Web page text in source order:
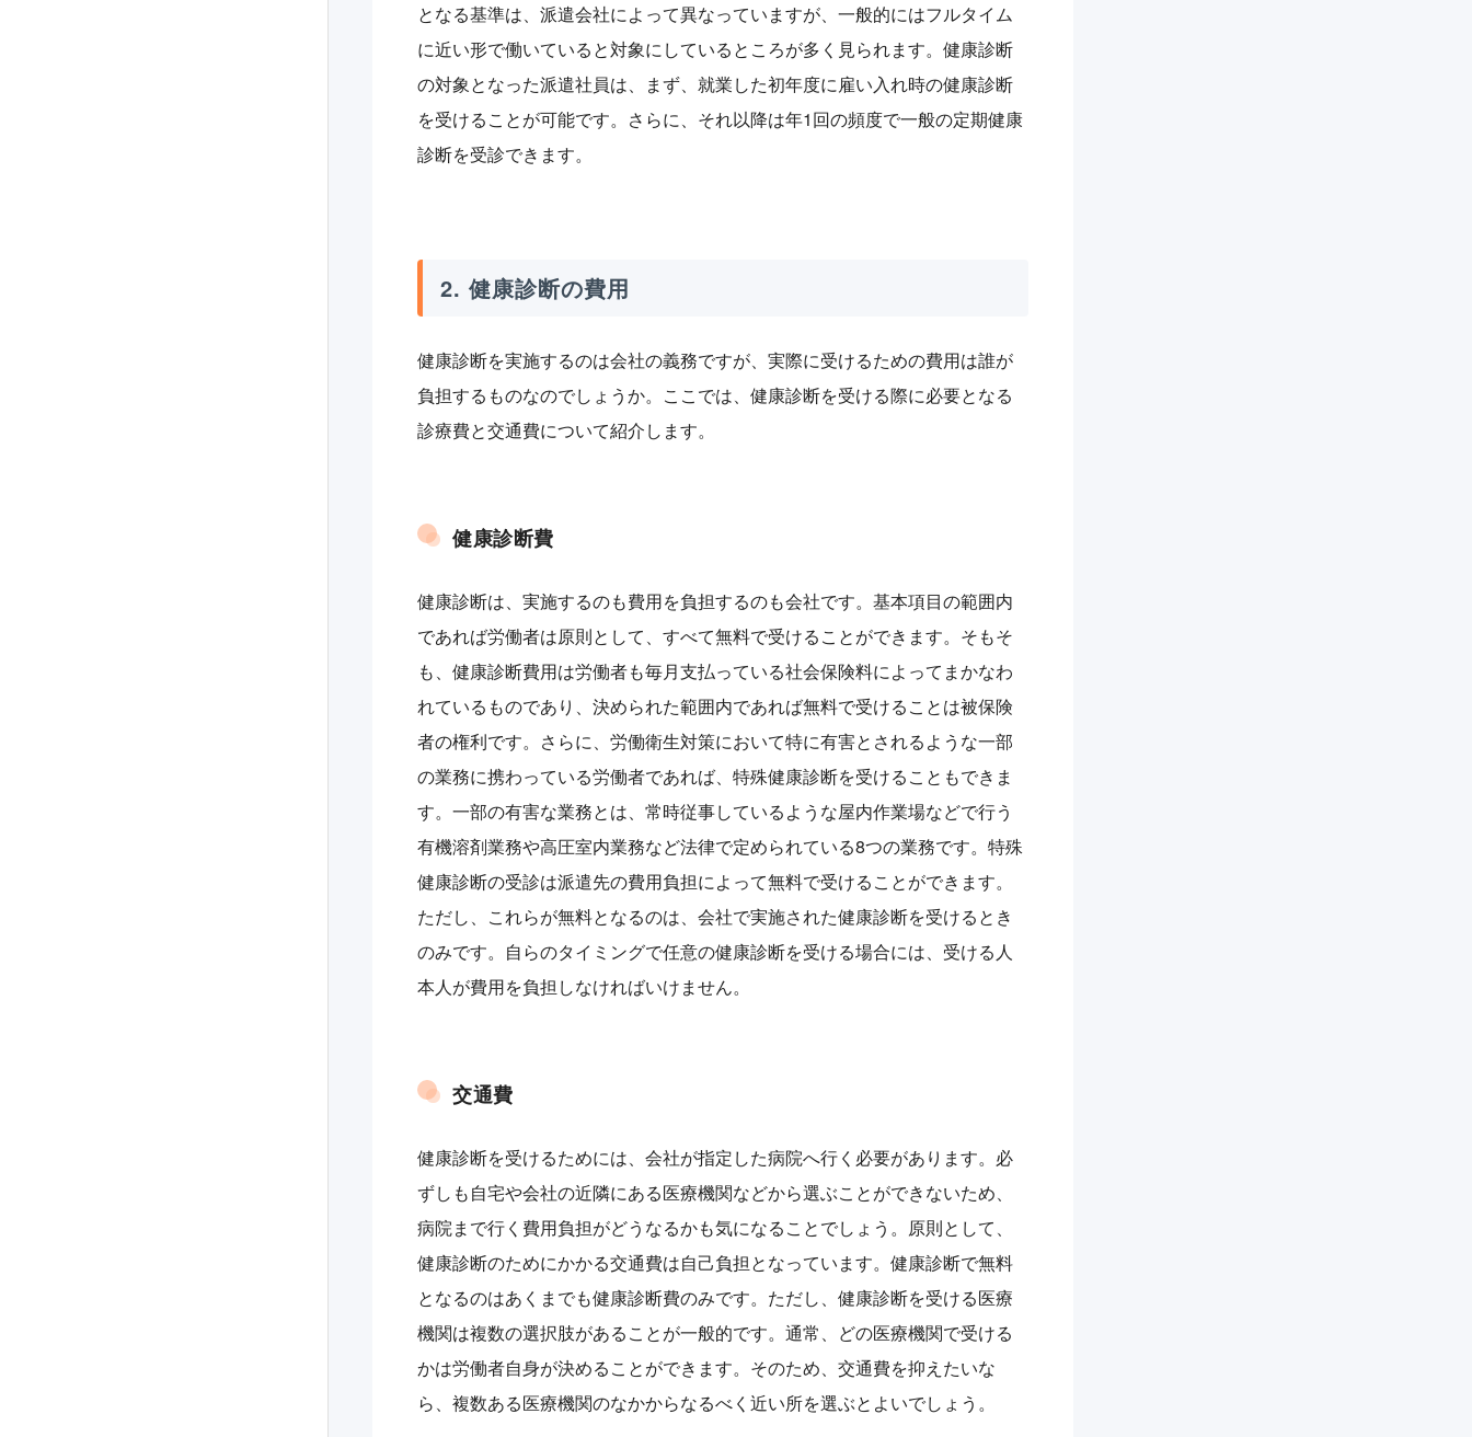
となる基準は、派遣会社によって異なっていますが、一般的にはフルタイム
に近い形で働いていると対象にしているところが多く見られます。健康診断
の対象となった派遣社員は、まず、就業した初年度に雇い入れ時の健康診断
を受けることが可能です。さらに、それ以降は年1回の頻度で一般の定期健康
診断を受診できます。
2. 健康診断の費用
健康診断を実施するのは会社の義務ですが、実際に受けるための費用は誰が
負担するものなのでしょうか。ここでは、健康診断を受ける際に必要となる
診療費と交通費について紹介します。
健康診断費
健康診断は、実施するのも費用を負担するのも会社です。基本項目の範囲内
であれば労働者は原則として、すべて無料で受けることができます。そもそ
も、健康診断費用は労働者も毎月支払っている社会保険料によってまかなわ
れているものであり、決められた範囲内であれば無料で受けることは被保険
者の権利です。さらに、労働衛生対策において特に有害とされるような一部
の業務に携わっている労働者であれば、特殊健康診断を受けることもできま
す。一部の有害な業務とは、常時従事しているような屋内作業場などで行う
有機溶剤業務や高圧室内業務など法律で定められている8つの業務です。特殊
健康診断の受診は派遣先の費用負担によって無料で受けることができます。
ただし、これらが無料となるのは、会社で実施された健康診断を受けるとき
のみです。自らのタイミングで任意の健康診断を受ける場合には、受ける人
本人が費用を負担しなければいけません。
交通費
健康診断を受けるためには、会社が指定した病院へ行く必要があります。必
ずしも自宅や会社の近隣にある医療機関などから選ぶことができないため、
病院まで行く費用負担がどうなるかも気になることでしょう。原則として、
健康診断のためにかかる交通費は自己負担となっています。健康診断で無料
となるのはあくまでも健康診断費のみです。ただし、健康診断を受ける医療
機関は複数の選択肢があることが一般的です。通常、どの医療機関で受ける
かは労働者自身が決めることができます。そのため、交通費を抑えたいな
ら、複数ある医療機関のなかからなるべく近い所を選ぶとよいでしょう。